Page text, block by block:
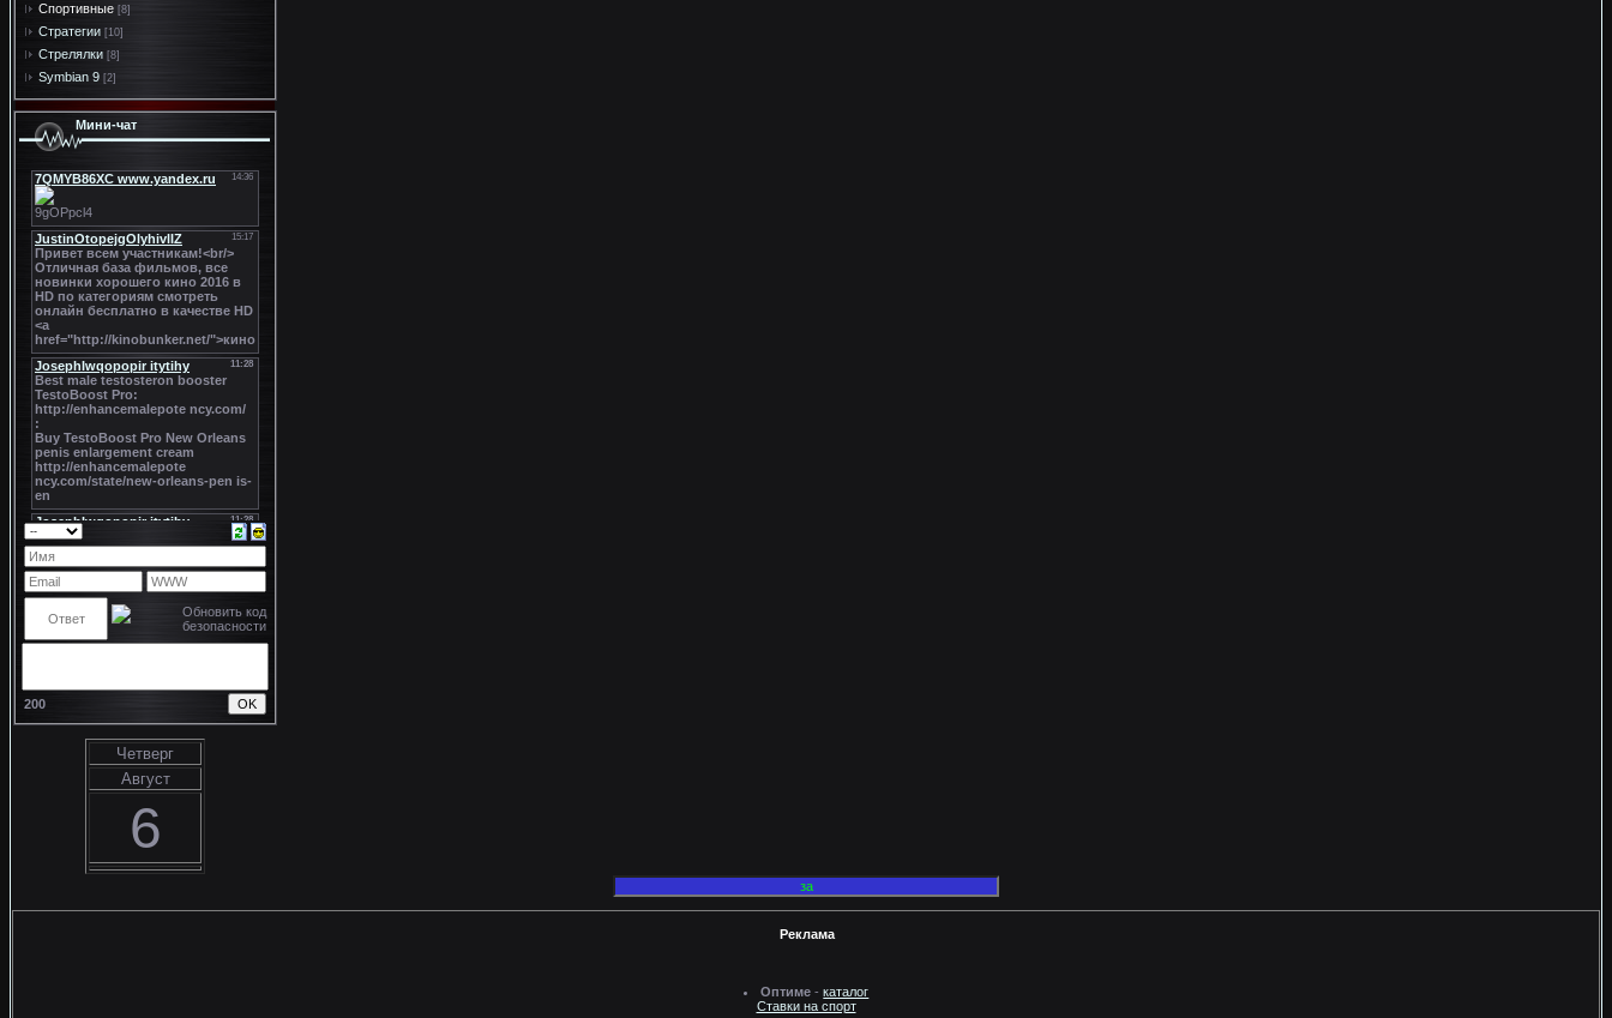
Спортивные [8]
Стратегии [10]
Стрелялки [8]
Symbian 9 [2]
Мини-чат
200
Четверг
Август
6
Реклама
Оптиме -каталог
Ставки на спорт